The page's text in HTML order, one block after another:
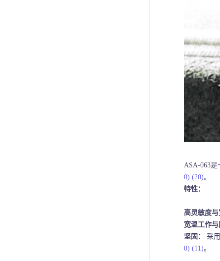
ASA-063是
0) (20)。
特性：
高灵敏度与
宽温工作与
坚固：
采
0) (11)。